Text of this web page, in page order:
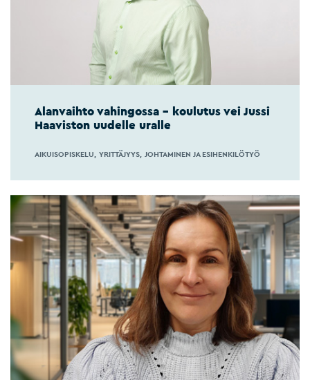
Alanvaihto vahingossa – koulutus vei Jussi
Haaviston uudelle uralle
AIKUISOPISKELU YRITTÄJYYS JOHTAMINEN JA ESIHENKILÖTYÖ